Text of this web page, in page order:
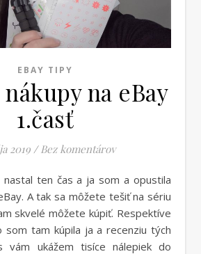
EBAY TIPY
na eBay
1.časť
2019 / Bez komentárov
A tak sa môžete tešiť na sériu
skvelé môžete kúpiť. Respektíve
som tam kúpila ja a recenziu tých
vám ukážem tisíce nálepiek do